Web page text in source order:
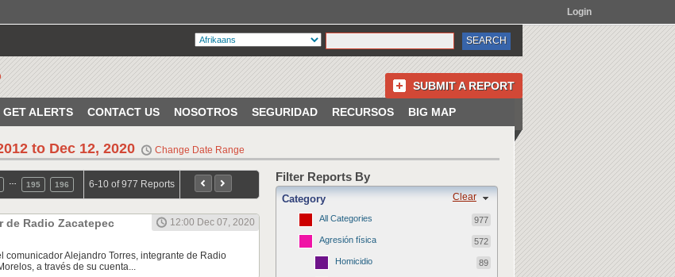
Login
SUBMIT A REPORT
GET ALERTS CONTACT US NOSOTROS SEGURIDAD RECURSOS BIG MAP
to Dec 12, 2020 Change Date Range
195 196 6-10 of 977 Reports
de Radio Zacatepec 12:00 Dec 07, 2020
comunicador Alejandro Torres, integrante de Radio
a través de su cuenta...
Filter Reports By
Clear
Category
All Categories 977
Agresión física 572
Homicidio 89